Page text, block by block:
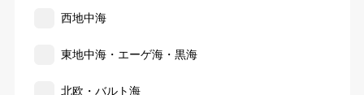
西地中海
東地中海・エーゲ海・黒海
北欧・バルト海